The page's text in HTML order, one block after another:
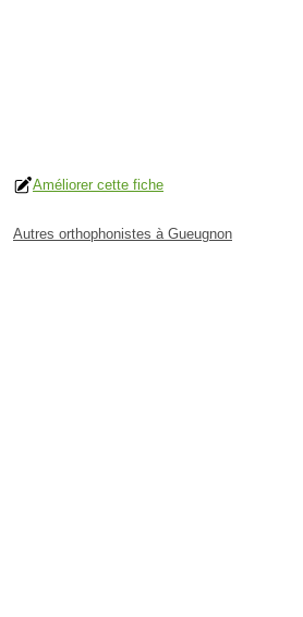
Améliorer cette fiche
Autres orthophonistes à Gueugnon